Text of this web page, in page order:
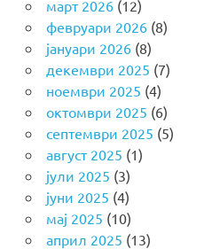
март 2026(12)
февруари 2026(8)
јануари 2026(8)
декември 2025 (7)
ноември 2025 (4)
октомври 2025 (6)
септември 2025 (5)
август 2025 (1)
јули 2025 (3)
јуни 2025 (4)
мај 2025 (10)
април 2025 (13)